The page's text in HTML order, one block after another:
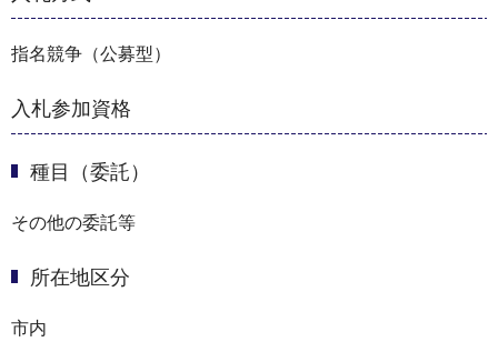
指名競争（公募型）
入札参加資格
種目（委託）
その他の委託等
所在地区分
市内